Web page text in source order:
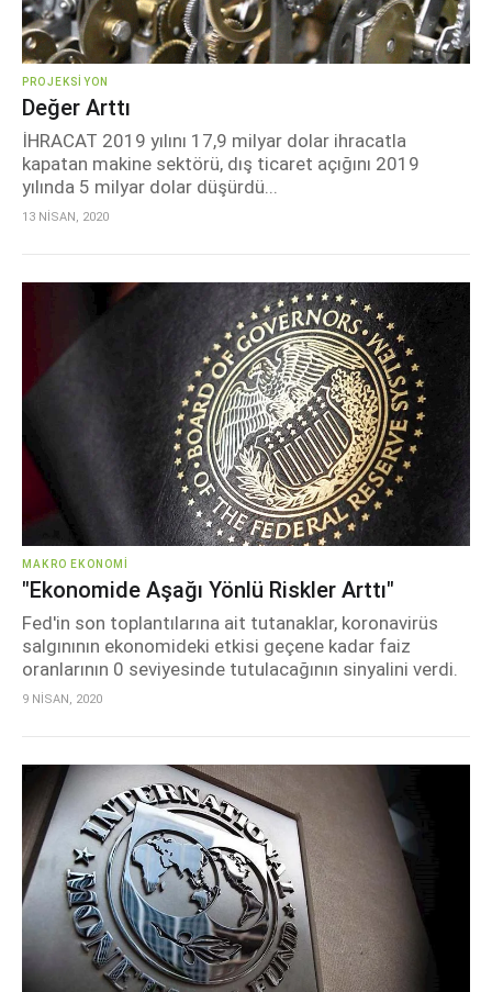
PROJEKSIYON
Değer Arttı
İHRACAT 2019 yılını 17,9 milyar dolar ihracatla
kapatan makine sektörü, dış ticaret açığını 2019
yılında 5 milyar dolar düşürdü...
13 NİSAN, 2020
MAKRO EKONOMI
"Ekonomide Aşağı Yönlü Riskler Arttı"
Fed'in son toplantılarına ait tutanaklar, koronavirüs
salgınının ekonomideki etkisi geçene kadar faiz
oranlarının 0 seviyesinde tutulacağının sinyalini verdi.
9 NİSAN, 2020